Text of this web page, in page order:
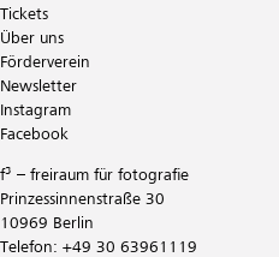
Tickets
Über uns
Förderverein
Newsletter
Instagram
Facebook
f³ – freiraum für fotografie
Prinzessinnenstraße 30
10969 Berlin
Telefon: +49 30 63961119